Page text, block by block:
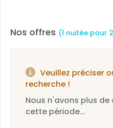
Nos offres (1 nuitée pour
Veuillez préciser
recherche !
Nous n'avons plus
cette période...